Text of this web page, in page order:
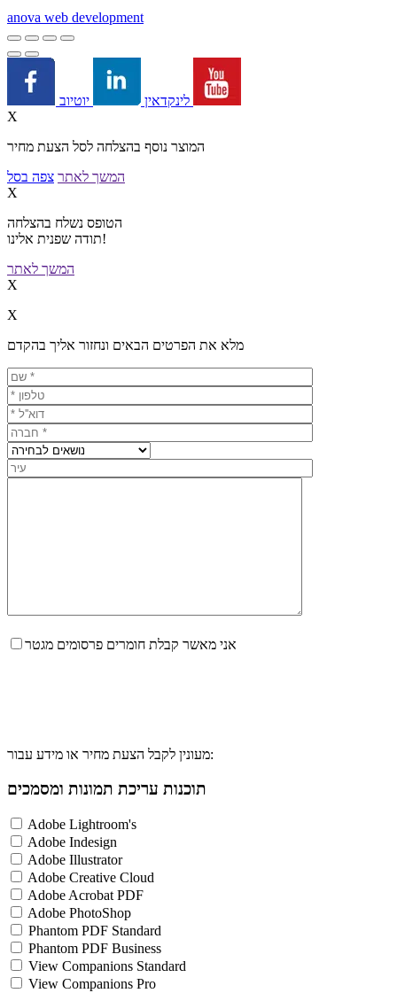
anova web development
לינקדאין
X
המוצר נוסף בהצלחה לסל הצעת מחיר
המשך לאתר צפה בסל
X
הטופס נשלח בהצלחה
תודה שפנית אלינו!
המשך לאתר
X
X
מלא את הפרטים הבאים ונחזור אליך בהקדם
אני מאשר קבלת חומרים פרסומים מגטר
מעונין לקבל הצעת מחיר או מידע עבור:
תוכנות עריכת תמונות ומסמכים
Adobe Lightroom's
Adobe Indesign
Adobe Illustrator
Adobe Creative Cloud
Adobe Acrobat PDF
Adobe PhotoShop
Phantom PDF Standard
Phantom PDF Business
View Companions Standard
View Companions Pro